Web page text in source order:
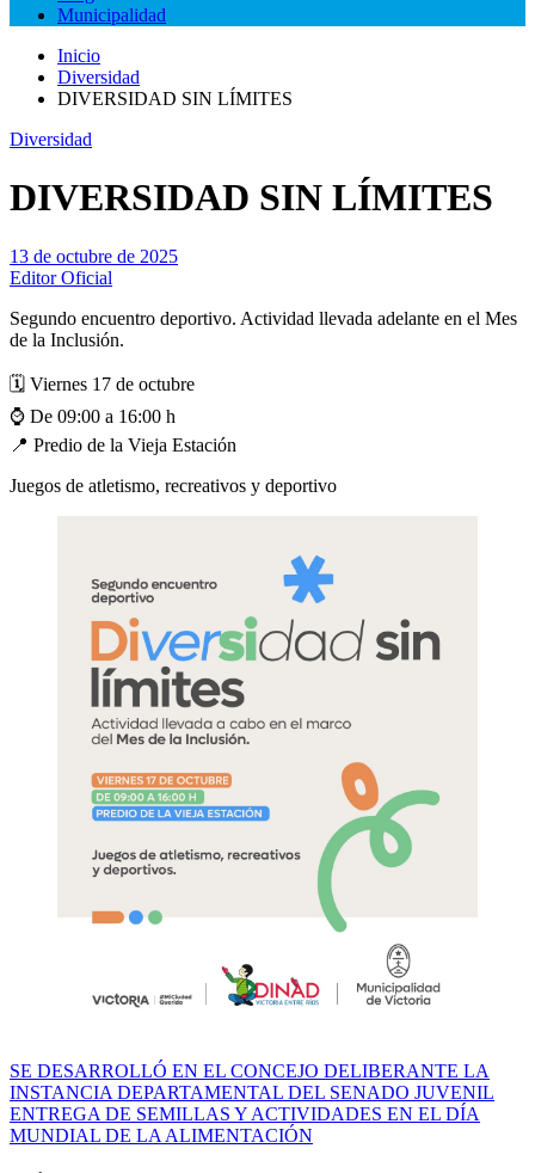
Municipalidad
Inicio
Diversidad
DIVERSIDAD SIN LÍMITES
Diversidad
DIVERSIDAD SIN LÍMITES
13 de octubre de 2025
Editor Oficial
Segundo encuentro deportivo. Actividad llevada adelante en el Mes
de la Inclusión.
🗓️ Viernes 17 de octubre
⌚ De 09:00 a 16:00 h
📍 Predio de la Vieja Estación
Juegos de atletismo, recreativos y deportivo
Navegación
de
entradas
SE DESARROLLÓ EN EL CONCEJO DELIBERANTE LA
INSTANCIA DEPARTAMENTAL DEL SENADO JUVENIL
ENTREGA DE SEMILLAS Y ACTIVIDADES EN EL DÍA
MUNDIAL DE LA ALIMENTACIÓN